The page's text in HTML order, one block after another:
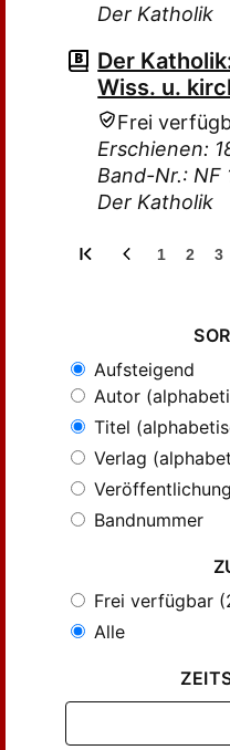
Der Katholik
Der
Wiss. u.
Frei
Erschienen:
Band-Nr.: NF
Der Katholik
1 2 3
Aufsteigend
Autor
Titel
Verlag
Bandnummer
Frei verfügbar
Alle